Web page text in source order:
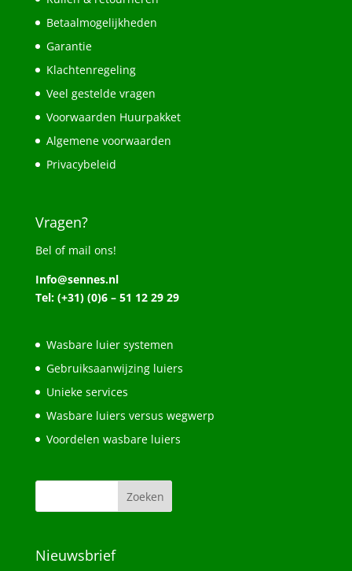
Betaalmogelijkheden
Garantie
Klachtenregeling
Veel gestelde vragen
Voorwaarden Huurpakket
Algemene voorwaarden
Privacybeleid
Vragen?
Bel of mail ons!
Info@sennes.nl
Tel: (+31) (0)6 – 51 12 29 29
Wasbare luier systemen
Gebruiksaanwijzing luiers
Unieke services
Wasbare luiers versus wegwerp
Voordelen wasbare luiers
Nieuwsbrief